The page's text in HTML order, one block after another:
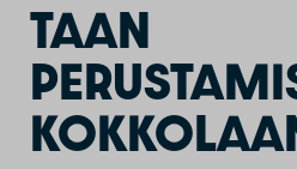
TAAN